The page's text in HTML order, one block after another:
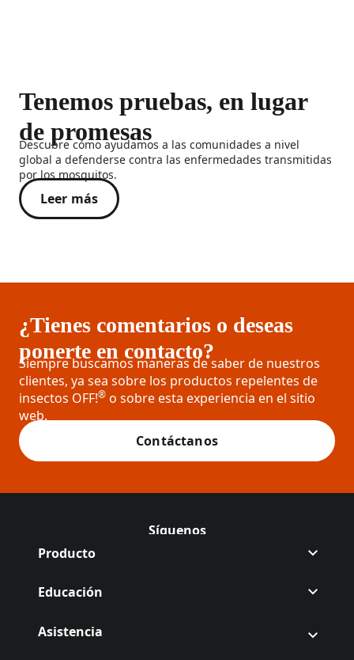
Tenemos pruebas, en lugar
de promesas
Descubre cómo ayudamos a las comunidades a nivel
global a defenderse contra las enfermedades transmitidas
por los mosquitos.
Leer más
¿Tienes comentarios o deseas
ponerte en contacto?
Siempre buscamos maneras de saber de nuestros
clientes, ya sea sobre los productos repelentes de
insectos OFF!® o sobre esta experiencia en el sitio
web.
Contáctanos
Síguenos
Síguenos Off en Facebook
(Opens in a new tab)
Síguenos Off en Instagram
(Opens in a new tab)
Producto
Educación
Asistencia